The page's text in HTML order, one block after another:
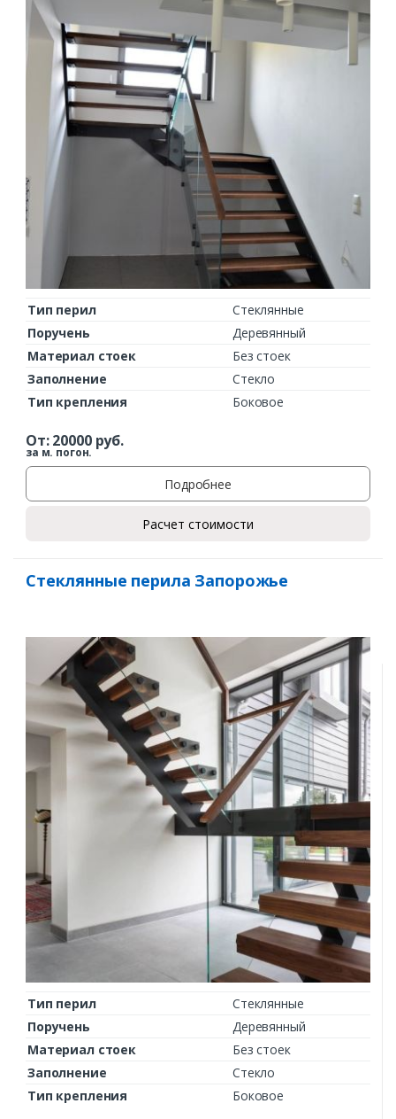
Тип перил
Стеклянные
Поручень
Деревянный
Материал стоек
Без стоек
Заполнение
Стекло
Тип крепления
Боковое
От:20000руб.
за м. погон.
Подробнее
Расчет стоимости
Стеклянные перила Запорожье
Тип перил
Стеклянные
Поручень
Деревянный
Материал стоек
Без стоек
Заполнение
Стекло
Тип крепления
Боковое